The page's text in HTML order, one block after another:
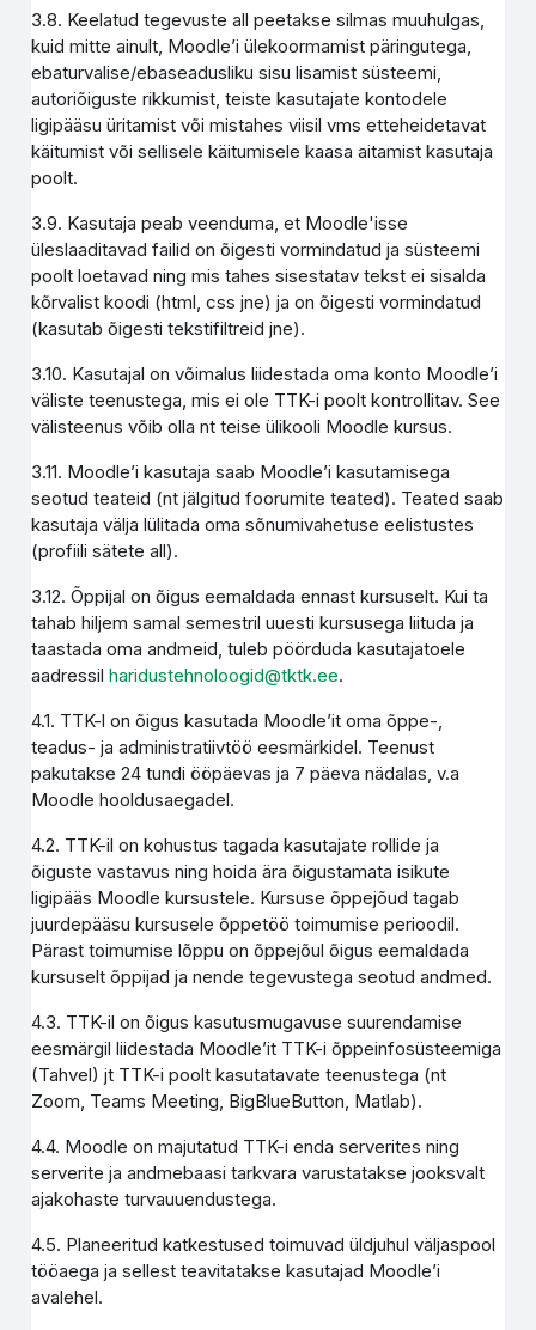
3.8. Keelatud tegevuste all peetakse silmas muuhulgas,
kuid mitte ainult, Moodle’i ülekoormamist päringutega,
ebaturvalise/ebaseadusliku sisu lisamist süsteemi,
autoriõiguste rikkumist, teiste kasutajate kontodele
ligipääsu üritamist või mistahes viisil vms etteheidetavat
käitumist või sellisele käitumisele kaasa aitamist kasutaja
poolt.
3.9. Kasutaja peab veenduma, et Moodle'isse
üleslaaditavad failid on õigesti vormindatud ja süsteemi
poolt loetavad ning mis tahes sisestatav tekst ei sisalda
kõrvalist koodi (html, css jne) ja on õigesti vormindatud
(kasutab õigesti tekstifiltreid jne).
3.10. Kasutajal on võimalus liidestada oma konto Moodle’i
väliste teenustega, mis ei ole TTK-i poolt kontrollitav. See
välisteenus võib olla nt teise ülikooli Moodle kursus.
3.11. Moodle’i kasutaja saab Moodle’i kasutamisega
seotud teateid (nt jälgitud foorumite teated). Teated saab
kasutaja välja lülitada oma sõnumivahetuse eelistustes
(profiili sätete all).
3.12. Õppijal on õigus eemaldada ennast kursuselt. Kui ta
tahab hiljem samal semestril uuesti kursusega liituda ja
taastada oma andmeid, tuleb pöörduda kasutajatoele
aadressilharidustehnoloogid@tktk.ee.
4.1. TTK-l on õigus kasutada Moodle’it oma õppe-,
teadus- ja administratiivtöö eesmärkidel. Teenust
pakutakse 24 tundi ööpäevas ja 7 päeva nädalas, v.a
Moodle hooldusaegadel.
4.2. TTK-il on kohustus tagada kasutajate rollide ja
õiguste vastavus ning hoida ära õigustamata isikute
ligipääs Moodle kursustele. Kursuse õppejõud tagab
juurdepääsu kursusele õppetöö toimumise perioodil.
Pärast toimumise lõppu on õppejõul õigus eemaldada
kursuselt õppijad ja nende tegevustega seotud andmed.
4.3. TTK-il on õigus kasutusmugavuse suurendamise
eesmärgil liidestada Moodle’it TTK-i õppeinfosüsteemiga
(Tahvel) jt TTK-i poolt kasutatavate teenustega (nt
Zoom, Teams Meeting, BigBlueButton, Matlab).
4.4. Moodle on majutatud TTK-i enda serverites ning
serverite ja andmebaasi tarkvara varustatakse jooksvalt
ajakohaste turvauuendustega.
4.5. Planeeritud katkestused toimuvad üldjuhul väljaspool
tööaega ja sellest teavitatakse kasutajad Moodle’i
avalehel.